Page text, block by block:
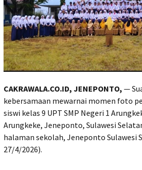
CAKRAWALA.CO.ID, JENEPONTO, —
kebersamaan mewarnai momen foto
siswi kelas 9 UPT SMP Negeri 1
Arungkeke, Jeneponto, Sulawesi
halaman sekolah, Jeneponto Sulawesi
27/4/2026).